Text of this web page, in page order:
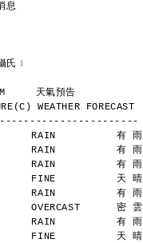
息
攝氏﹞
MAXIMUM     天氣預告
WEATHER FORECAST
RAIN          有 雨
RAIN          有 雨
RAIN          有 雨
FINE          天 晴
RAIN          有 雨
密 雲
RAIN          有 雨
FINE          天 晴